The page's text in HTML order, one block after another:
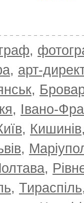
,
, арт-
,
, Івано-
, Кишинів
,
,
, Тираспіль